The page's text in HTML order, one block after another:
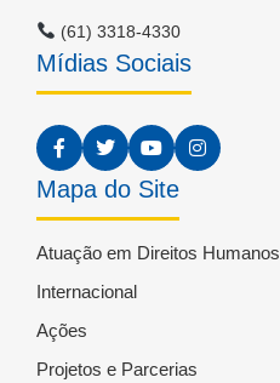
(61) 3318-4330
Mídias Sociais
Mapa do Site
Atuação em Direitos Humanos
Internacional
Ações
Projetos e Parcerias